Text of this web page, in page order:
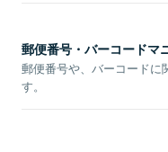
郵便番号・バーコードマ
郵便番号や、バーコードに
す。